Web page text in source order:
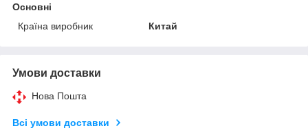
Основні
Країна виробник
Китай
Умови доставки
Нова Пошта
Всі умови доставки